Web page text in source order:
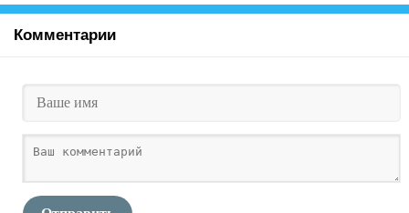
Комментарии